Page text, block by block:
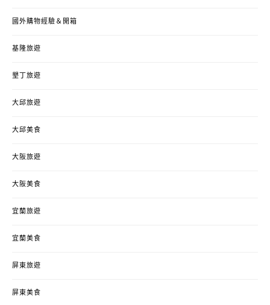
國外購物經驗＆開箱
基隆旅遊
墾丁旅遊
大邱旅遊
大邱美食
大阪旅遊
大阪美食
宜蘭旅遊
宜蘭美食
屏東旅遊
屏東美食